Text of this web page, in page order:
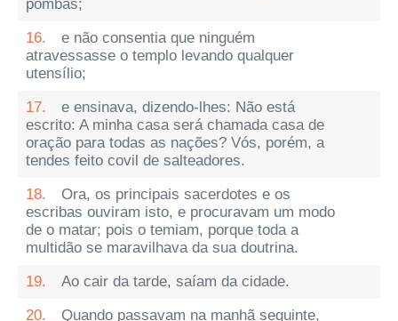
pombas;
16.
e não consentia que ninguém
atravessasse o templo levando qualquer
utensílio;
17.
e ensinava, dizendo-lhes: Não está
escrito: A minha casa será chamada casa de
oração para todas as nações? Vós, porém, a
tendes feito covil de salteadores.
18.
Ora, os principais sacerdotes e os
escribas ouviram isto, e procuravam um modo
de o matar; pois o temiam, porque toda a
multidão se maravilhava da sua doutrina.
19.
Ao cair da tarde, saíam da cidade.
20.
Quando passavam na manhã seguinte,